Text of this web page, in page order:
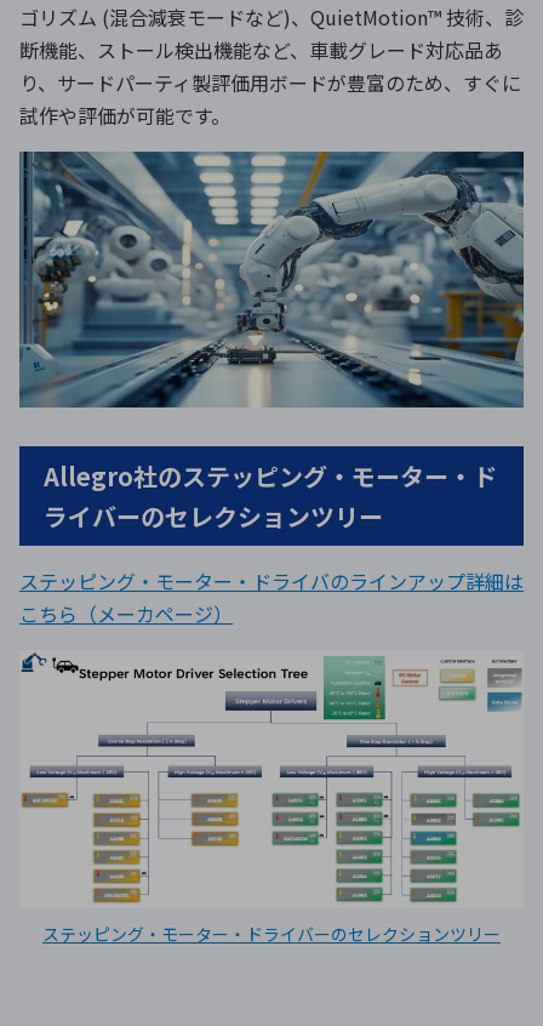
ゴリズム (混合減衰モードなど)、QuietMotion™ 技術、診
断機能、ストール検出機能など、車載グレード対応品あ
り、サードパーティ製評価用ボードが豊富のため、すぐに
試作や評価が可能です。
Allegro社のステッピング・モーター・ド
ライバーのセレクションツリー
ステッピング・モーター・ドライバのラインアップ詳細は
こちら（メーカページ）
ステッピング・モーター・ドライバーのセレクションツリー